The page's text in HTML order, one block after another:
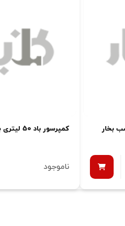
کمپرسور باد 50 لیتری بی صدا
ناموجود